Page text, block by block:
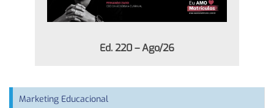
Ed. 220 – Ago/26
Marketing Educacional